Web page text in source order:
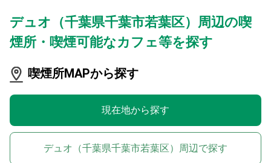
デュオ（千葉県千葉市若葉区）周辺の喫
煙所・喫煙可能なカフェ等を探す
喫煙所MAPから探す
現在地から探す
デュオ（千葉県千葉市若葉区）周辺で探す